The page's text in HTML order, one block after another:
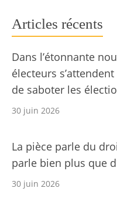
Articles récents
Dans l’étonnante
électeurs
de saboter les
30 juin 2026
La pièce parle du
parle bien plus que
30 juin 2026